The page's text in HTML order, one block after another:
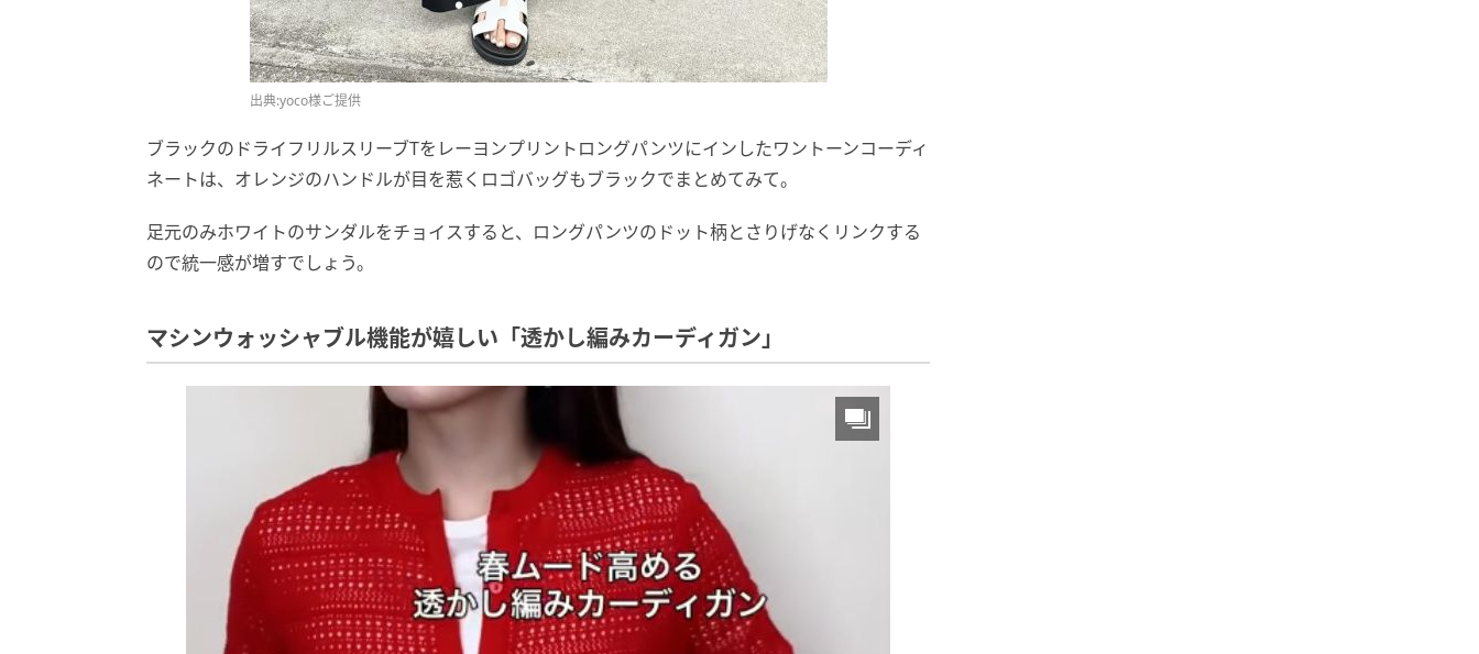
出典:yoco様ご提供
ブラックのドライフリルスリーブTをレーヨンプリントロングパンツにインしたワントーンコーディ
ネートは、オレンジのハンドルが目を惹くロゴバッグもブラックでまとめてみて。
足元のみホワイトのサンダルをチョイスすると、ロングパンツのドット柄とさりげなくリンクする
ので統一感が増すでしょう。
マシンウォッシャブル機能が嬉しい「透かし編みカーディガン」